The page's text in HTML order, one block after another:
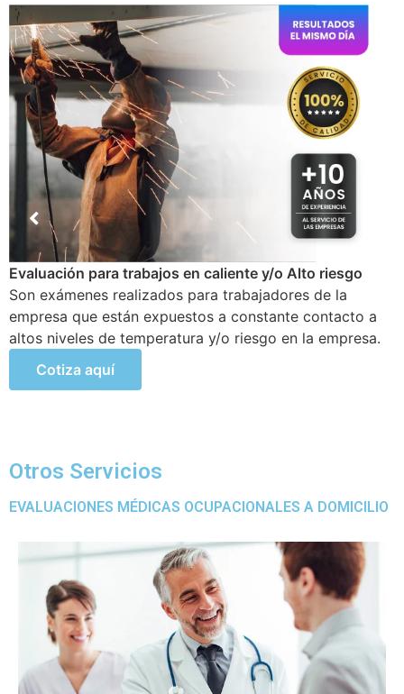
Examen Médico Ocupacional de Reincorporación
Laboral
Este examen se realiza al colaborador que se incorpora
a la organización luego de haber sufrido alguna
incapacidad temporal propia del trabajo.
Cotiza aquí
Otros Servicios
EVALUACIONES MÉDICAS OCUPACIONALES A DOMICILIO